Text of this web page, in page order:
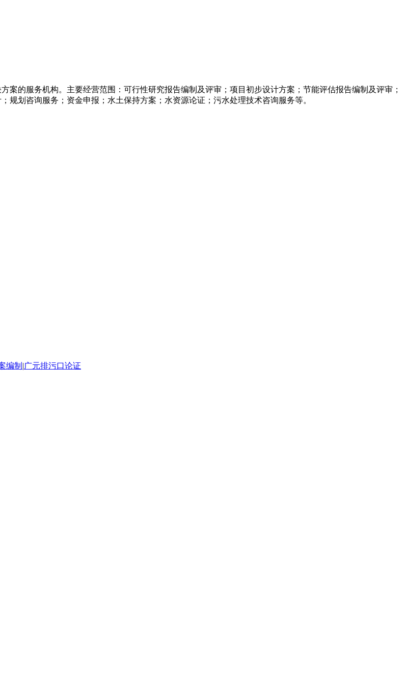
案的服务机构。主要经营范围：可行性研究报告编制及评审；项目初步设计方案；节能评估报告编制及评审；
划咨询服务；资金申报；水土保持方案；水资源论证；污水处理技术咨询服务等。
编制 |广元排污口论证